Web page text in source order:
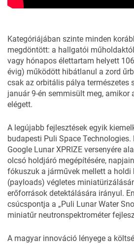
Kategóriájában szinte minden
megdöntött: a hallgatói
vagy hónapos élettartam helyett
évig) működött hibátlanul a zord
csak az orbitális pálya természetes
január 9-én semmisült meg, amikor
elégett.
A legújabb fejlesztések egyik
budapesti Puli Space Technologies.
Google Lunar XPRIZE versenyére
olcsó holdjáró megépítésére,
fókuszuk a járművek mellett a holdi
(payloads) végletes
erőforrások detektálására irányul.
csúcspontja a „Puli Lunar Water
miniatűr neutronspektrométer
A magyar innováció lényege a